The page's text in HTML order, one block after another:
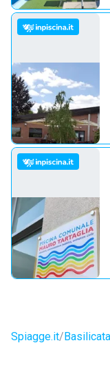
Spiagge.it Basilicata